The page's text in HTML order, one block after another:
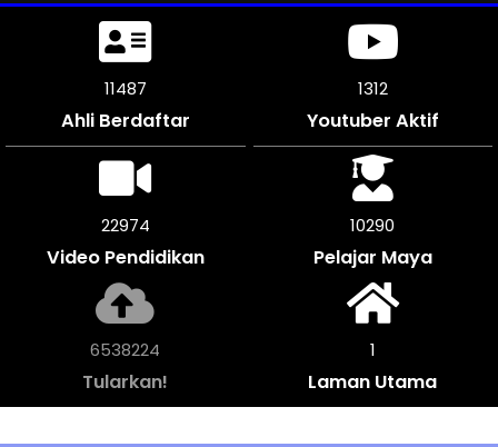
11500
Ahli Berdaftar
1312
Youtuber Aktif
23790
Video Pendidikan
10290
Pelajar Maya
6772220
Tularkan!
1
Laman Utama